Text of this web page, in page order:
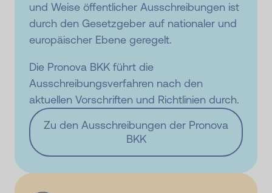
und Weise öffentlicher Ausschreibungen ist
durch den Gesetzgeber auf nationaler und
europäischer Ebene geregelt.
Die Pronova BKK führt die
Ausschreibungsverfahren nach den
aktuellen Vorschriften und Richtlinien durch.
Zu den Ausschreibungen der Pronova
BKK